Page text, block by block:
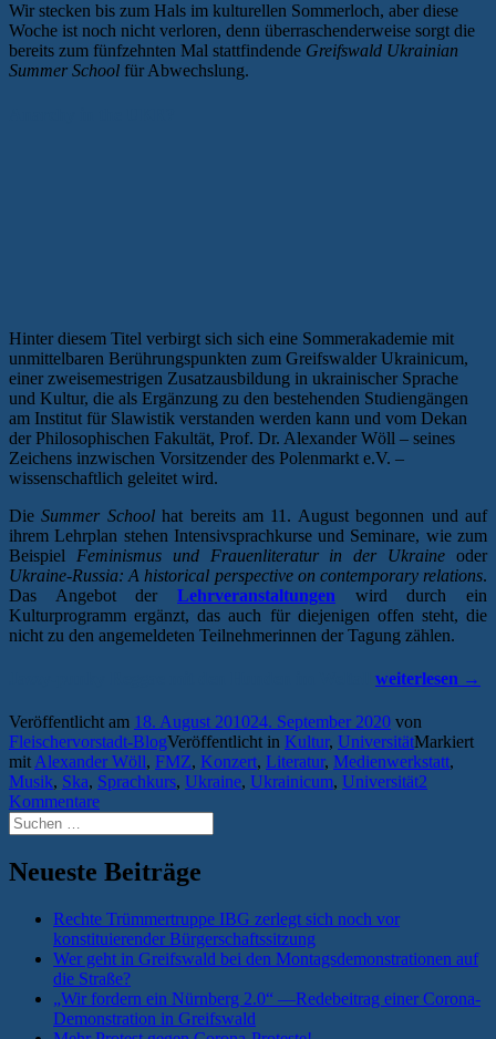
Wir stecken bis zum Hals im kulturellen Sommerloch, aber diese
Woche ist noch nicht verloren, denn überraschenderweise sorgt die
bereits zum fünfzehnten Mal stattfindende Greifswald Ukrainian
Summer School für Abwechslung.
Hinter diesem Titel verbirgt sich sich eine Sommerakademie mit
unmittelbaren Berührungspunkten zum Greifswalder Ukrainicum,
einer zweisemestrigen Zusatzausbildung in ukrainischer Sprache
und Kultur, die als Ergänzung zu den bestehenden Studiengängen
am Institut für Slawistik verstanden werden kann und vom Dekan
der Philosophischen Fakultät, Prof. Dr. Alexander Wöll – seines
Zeichens inzwischen Vorsitzender des Polenmarkt e.V. –
wissenschaftlich geleitet wird.
DieSummer Schoolhat bereits am 11. August begonnen und auf
ihrem Lehrplan stehen Intensivsprachkurse und Seminare, wie zum
Beispiel Feminismus und Frauenliteratur in der Ukraine oder
Ukraine-Russia: A historical perspective on contemporary relations.
Das Angebot der Lehrveranstaltungen wird durch ein
Kulturprogramm ergänzt, das auch für diejenigen offen steht, die
nicht zu den angemeldeten Teilnehmerinnen der Tagung zählen.
„Greifswalder
füllt
kulturelles
Sommerloch“
weiterlesen →
Veröffentlicht am 18. August 201024. September 2020 von
Fleischervorstadt-BlogVeröffentlicht in Kultur, UniversitätMarkiert
mitAlexander Wöll, FMZ, Konzert, Literatur, Medienwerkstatt,
Musik, Ska, Sprachkurs, Ukraine, Ukrainicum, Universität2
Kommentare
Suchen
nach:
Neueste Beiträge
Rechte Trümmertruppe IBG zerlegt sich noch vor
konstituierender Bürgerschaftssitzung
Wer geht in Greifswald bei den Montagsdemonstrationen auf
die Straße?
„Wir fordern ein Nürnberg 2.0“ —Redebeitrag einer Corona-
Demonstration in Greifswald